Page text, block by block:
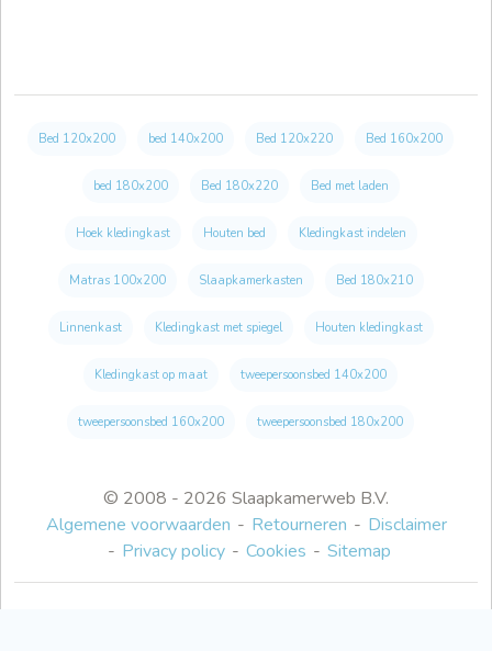
© 2008 - 2026 Slaapkamerweb B.V.
Algemene voorwaarden
Retourneren
Disclaimer
Privacy policy
Cookies Sitemap
Bed 120x200 bed 140x200 Bed 120x220 Bed 160x200
bed 180x200 Bed 180x220 Bed met laden
Hoek kledingkast Houten bed Kledingkast indelen
Matras 100x200 Slaapkamerkasten Bed 180x210
Linnenkast Kledingkast met spiegel Houten kledingkast
Kledingkast op maat tweepersoonsbed 140x200
tweepersoonsbed 160x200 tweepersoonsbed 180x200